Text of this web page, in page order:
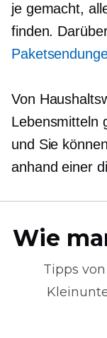
je gemacht,
finden.
Von
Lebensmitteln
und Sie
anhand einer
Wie
Tipps von